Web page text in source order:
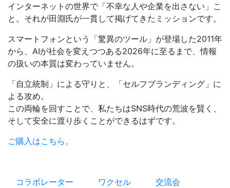
インターネットの世界で「不幸な人や企業を出さない」こ
と。それが田淵氏が一貫して掲げてきたミッションです。
スマートフォンという「驚異のツール」が登場した2011年
から、AIが社会を変えつつある2026年に至るまで、情報
の扱いの本質は変わっていません。
「自立統制」による守りと、「セルフブランディング」に
よる攻め。
この両輪を回すことで、私たちはSNS時代の荒波を賢く、
そして安全に渡り歩くことができるはずです。
ご購入はこちら。
コラボレーター ワクセル 交流会